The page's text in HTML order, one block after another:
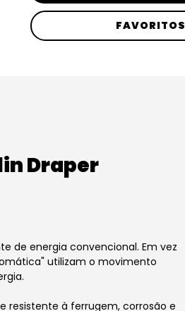
FAVORITOS
Draper
de energia convencional. Em vez
utilizam o movimento
resistente à ferrugem, corrosão e